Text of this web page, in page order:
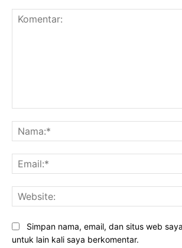
Simpan nama, email, dan situs web
untuk lain kali saya berkomentar.